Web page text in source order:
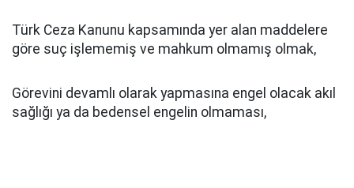
Türk Ceza Kanunu kapsamında yer alan maddelere
göre suç işlememiş ve mahkum olmamış olmak,
Görevini devamlı olarak yapmasına engel olacak akıl
sağlığı ya da bedensel engelin olmaması,